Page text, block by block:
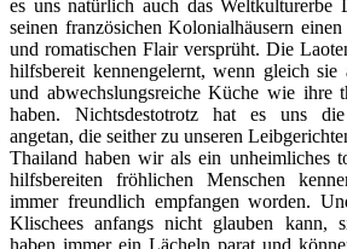
es uns natürlich auch das Weltkulturerbe
seinen französichen Kolonialhäusern
und romatischen Flair versprüht. Die
hilfsbereit kennengelernt, wenn gleich
und abwechslungsreiche Küche wie ihre
haben. Nichtsdestotrotz hat es uns
angetan, die seither zu unseren
Thailand haben wir als ein unheimliches
hilfsbereiten fröhlichen Menschen
immer freundlich empfangen worden.
Klischees anfangs nicht glauben kann,